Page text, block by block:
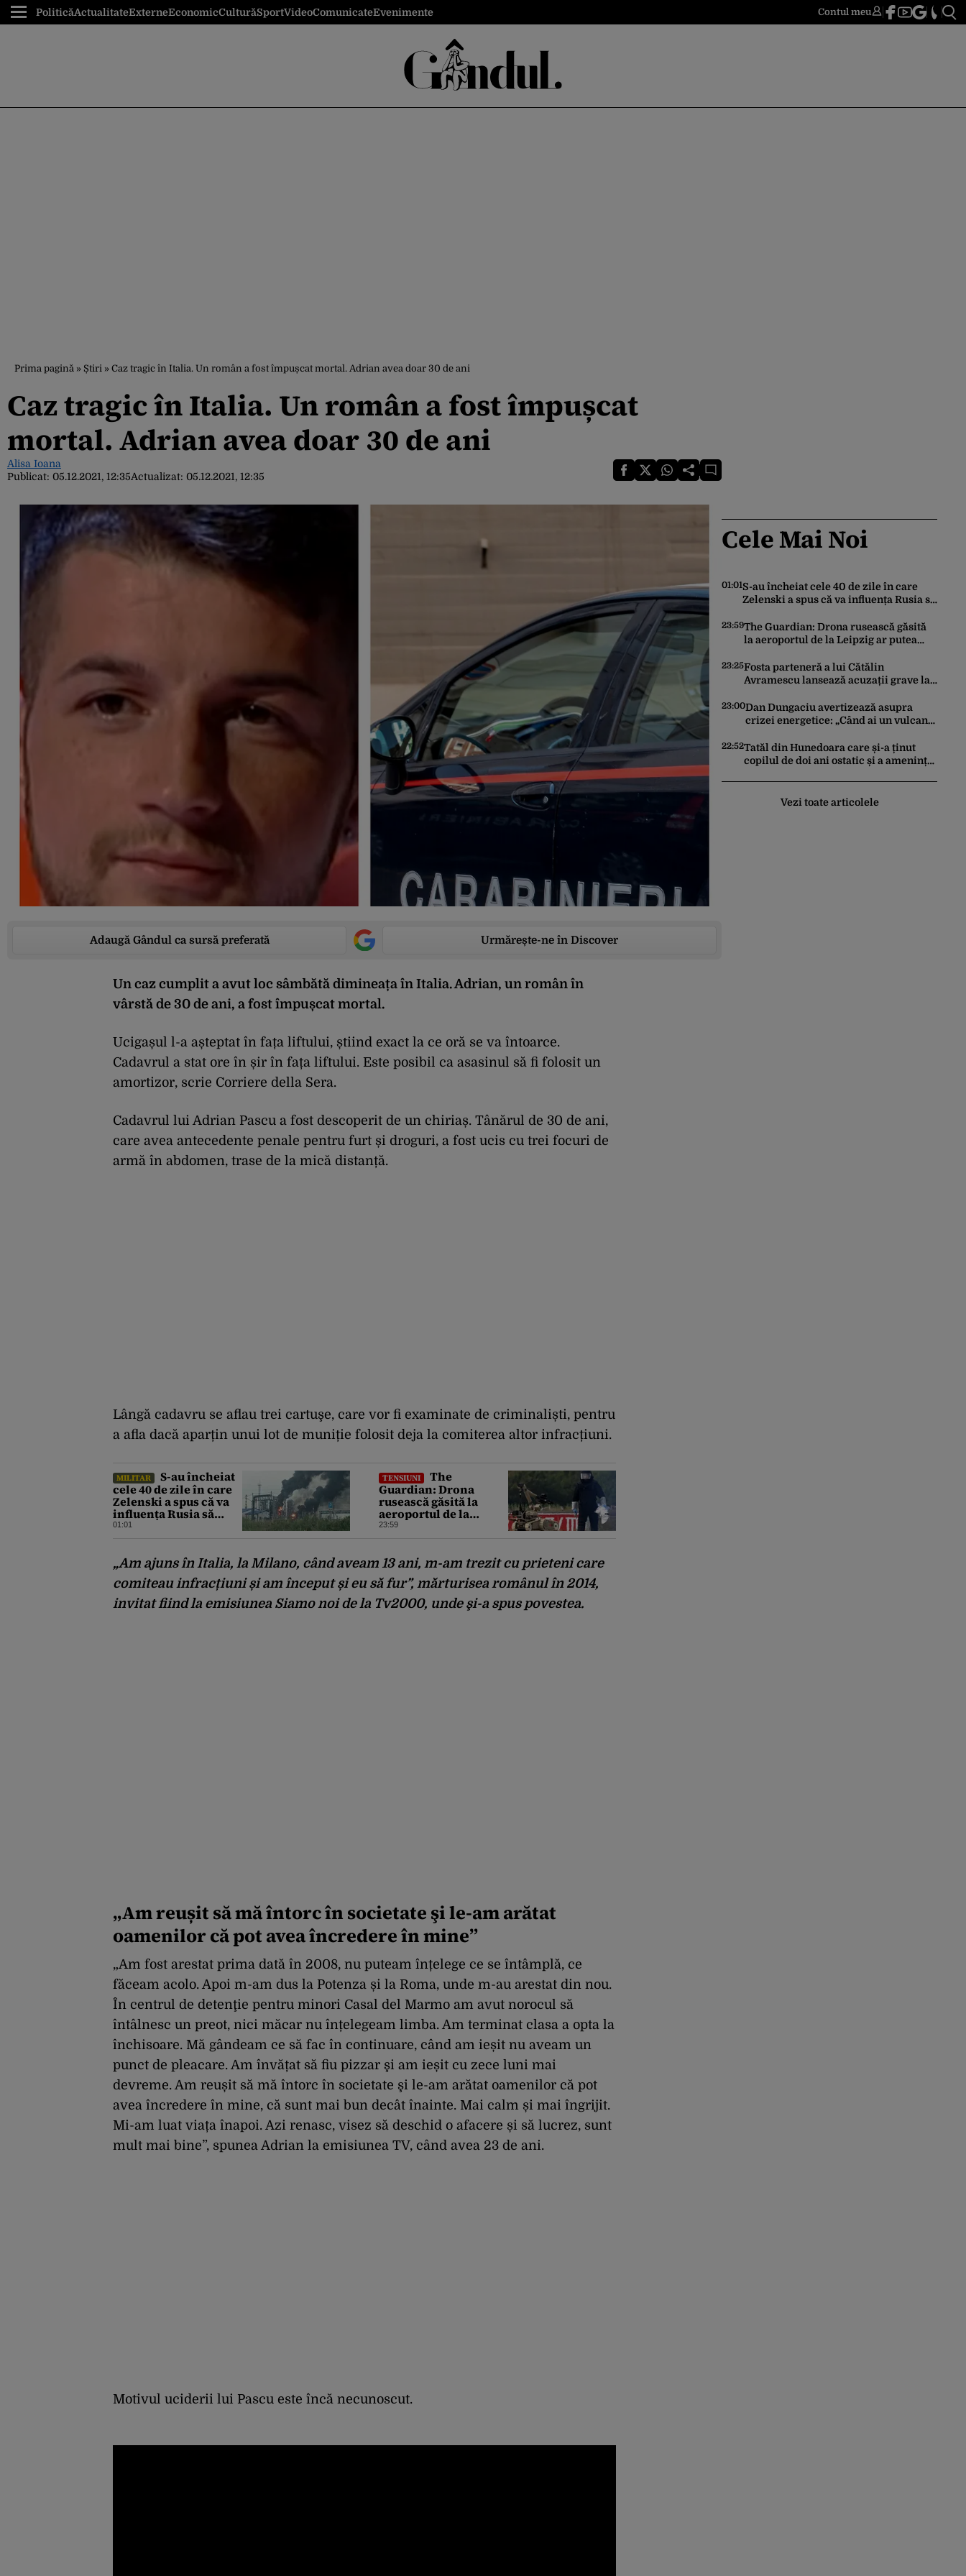
PoliticăActualitateExterneEconomicCulturăSportVideoComunicateEvenimente Contul meu
Prima pagină » Știri » Caz tragic în Italia. Un român a fost împușcat mortal. Adrian avea doar 30 de ani
Caz tragic în Italia. Un român a fost împușcat
mortal. Adrian avea doar 30 de ani
Alisa Ioana
Publicat: 05.12.2021, 12:35Actualizat: 05.12.2021, 12:35
Adaugă Gândul ca sursă preferată Urmărește-ne în Discover
Un caz cumplit a avut loc sâmbătă dimineața în Italia. Adrian, un român în
vârstă de 30 de ani, a fost împușcat mortal.
Ucigașul l-a așteptat în fața liftului, știind exact la ce oră se va întoarce.
Cadavrul a stat ore în șir în fața liftului. Este posibil ca asasinul să fi folosit un
amortizor, scrie Corriere della Sera.
Cadavrul lui Adrian Pascu a fost descoperit de un chiriaș. Tânărul de 30 de ani,
care avea antecedente penale pentru furt și droguri, a fost ucis cu trei focuri de
armă în abdomen, trase de la mică distanță.
Lângă cadavru se aflau trei cartuşe, care vor fi examinate de criminaliști, pentru
a afla dacă aparțin unui lot de muniție folosit deja la comiterea altor infracțiuni.
MILITAR
S-au încheiat
cele 40 de zile în care
Zelenski a spus că va
influența Rusia să
ceară pace. Ce
01:01
TENSIUNI
The
Guardian: Drona
rusească găsită la
aeroportul de la
Leipzig ar putea
tensiunilor NATO-
Rusia
23:59
„Am ajuns în Italia, la Milano, când aveam 13 ani, m-am trezit cu prieteni care
comiteau infracțiuni și am început și eu să fur”, mărturisea românul în 2014,
invitat fiind la emisiunea Siamo noi de la Tv2000, unde şi-a spus povestea.
„Am reușit să mă întorc în societate şi le-am arătat
oamenilor că pot avea încredere în mine”
„Am fost arestat prima dată în 2008, nu puteam înțelege ce se întâmplă, ce
făceam acolo. Apoi m-am dus la Potenza și la Roma, unde m-au arestat din nou.
În centrul de detenţie pentru minori Casal del Marmo am avut norocul să
întâlnesc un preot, nici măcar nu înțelegeam limba. Am terminat clasa a opta la
închisoare. Mă gândeam ce să fac în continuare, când am ieșit nu aveam un
punct de pleacare. Am învățat să fiu pizzar şi am ieșit cu zece luni mai
devreme. Am reușit să mă întorc în societate şi le-am arătat oamenilor că pot
avea încredere în mine, că sunt mai bun decât înainte. Mai calm și mai îngrijit.
Mi-am luat viața înapoi. Azi renasc, visez să deschid o afacere și să lucrez, sunt
mult mai bine”, spunea Adrian la emisiunea TV, când avea 23 de ani.
Motivul uciderii lui Pascu este încă necunoscut.
Cele Mai Noi
01:01S-au încheiat cele 40 de zile în care
Zelenski a spus că va influența Rusia să
operațiunea Kievului
23:59The Guardian: Drona rusească găsită
la aeroportul de la Leipzig ar putea
tensiunilor NATO-Rusia
23:25Fosta parteneră a lui Cătălin
Avramescu lansează acuzații grave la
sesizat DIICOT: „Făcea baie complet
dezbrăcat cu copiii”. Fostul consilier
23:00Dan Dungaciu avertizează asupra
crizei energetice: „Când ai un vulcan
leucoplast”
22:52Tatăl din Hunedoara care și-a ținut
copilul de doi ani ostatic și a amenințat
Vezi toate articolele